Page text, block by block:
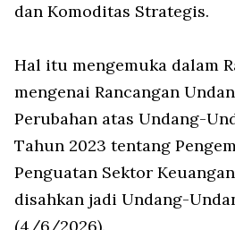
dan Komoditas Strategis.
Hal itu mengemuka dalam
mengenai Rancangan
Perubahan atas Undang-
Tahun 2023 tentang
Penguatan Sektor
disahkan jadi Undang-